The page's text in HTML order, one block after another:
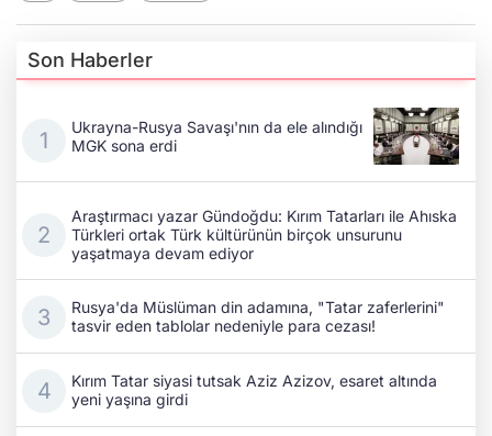
Son Haberler
Ukrayna-Rusya Savaşı'nın da ele alındığı
MGK sona erdi
Araştırmacı yazar Gündoğdu: Kırım Tatarları ile Ahıska
Türkleri ortak Türk kültürünün birçok unsurunu
yaşatmaya devam ediyor
Rusya'da Müslüman din adamına, "Tatar zaferlerini"
tasvir eden tablolar nedeniyle para cezası!
Kırım Tatar siyasi tutsak Aziz Azizov, esaret altında
yeni yaşına girdi